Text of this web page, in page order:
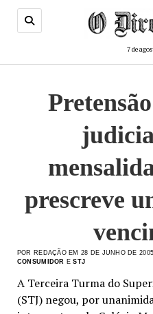
7 de
prescreve
POR REDAÇÃO EM 28 DE JUNHO DE
CONSUMIDOR ESTJ
A Terceira Turma do
(STJ) negou, por